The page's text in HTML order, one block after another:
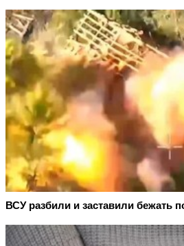
ВСУ разбили и заставили бежать